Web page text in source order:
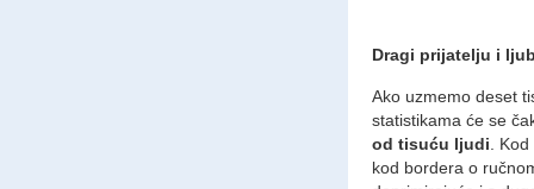
Dragi prijatelju i
Ako uzmemo deset
statistikama će se
od tisuću ljudi .
kod bordera o